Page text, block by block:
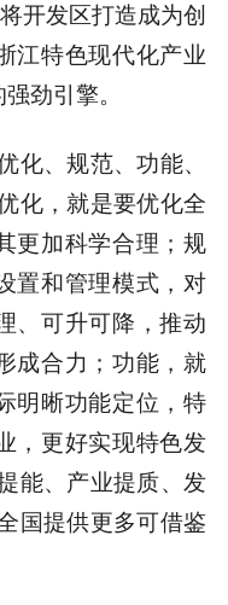
开发区打造成为创
江特色现代化产业
劲引擎。
化、规范、功能、
化，就是要优化全
更加科学合理；规
置和管理模式，对
、可升可降，推动
成合力；功能，就
明晰功能定位，特
，更好实现特色发
能、产业提质、发
国提供更多可借鉴